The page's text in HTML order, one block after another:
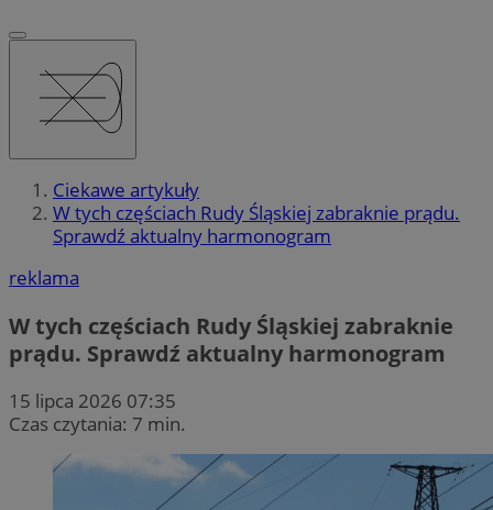
Ciekawe artykuły
W tych częściach Rudy Śląskiej zabraknie prądu.
Sprawdź aktualny harmonogram
reklama
W tych częściach Rudy Śląskiej zabraknie
prądu. Sprawdź aktualny harmonogram
15 lipca 2026 07:35
Czas czytania: 7 min.